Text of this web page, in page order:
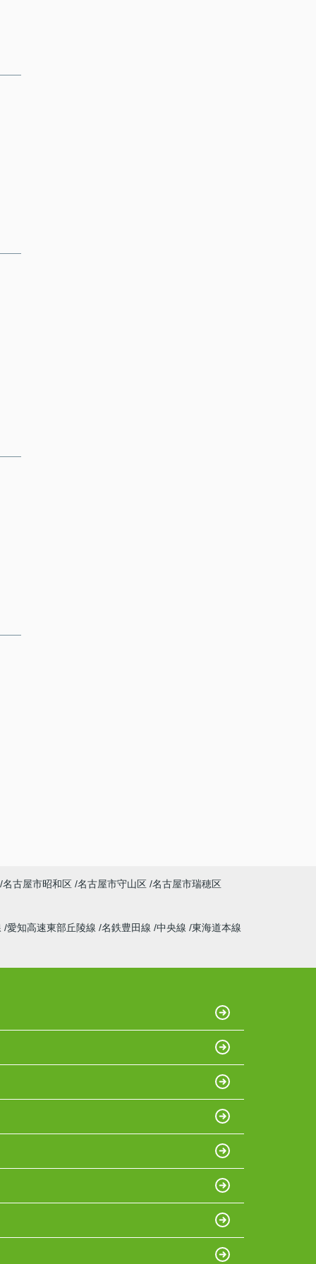
名古屋市昭和区 名古屋市守山区 名古屋市瑞穂区
愛知高速東部丘陵線 名鉄豊田線 中央線 東海道本線